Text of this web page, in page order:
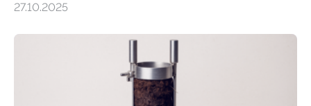
Potenzial nur dann entfalten können, wenn sie in
Veränderung der Wirtschaft wichtig ist, zeigt der vom
Deutschen Biomasseforschungszentrum und der
Stadtreinigung Leipzig konzipierte und am 24. Oktober
27.10.2025